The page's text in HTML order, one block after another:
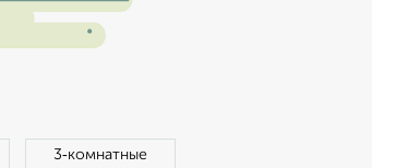
3‑комнатные